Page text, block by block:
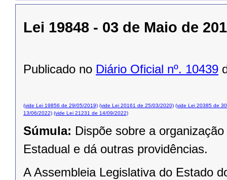
Lei 19848 - 03 de Maio de
Publicado no Diário Oficial nº. 10439
(vide Lei 19856 de 29/05/2019) (vide Lei 20161 de 25/03/2020) (vide Lei 20385 de
13/06/2022) (vide Lei 21231 de 14/09/2022)
Súmula: Dispõe sobre a
Estadual e dá outras providências.
A Assembleia Legislativa do Estado